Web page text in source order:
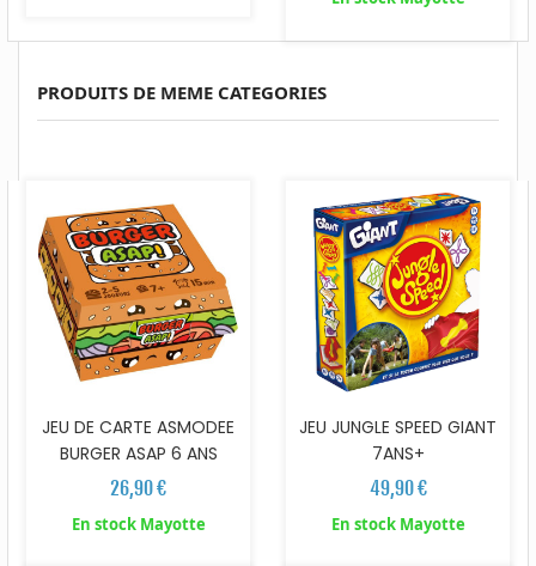
PRODUITS DE MEME CATEGORIES
JEU DE CARTE ASMODEE
BURGER ASAP 6 ANS
26,90 €
En stock Mayotte
JEU JUNGLE SPEED GIANT
7ANS+
49,90 €
En stock Mayotte